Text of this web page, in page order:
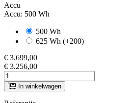
Accu
Accu: 500 Wh
500 Wh
625 Wh (+200)
€ 3.699,00
€ 3.256,00
In winkelwagen